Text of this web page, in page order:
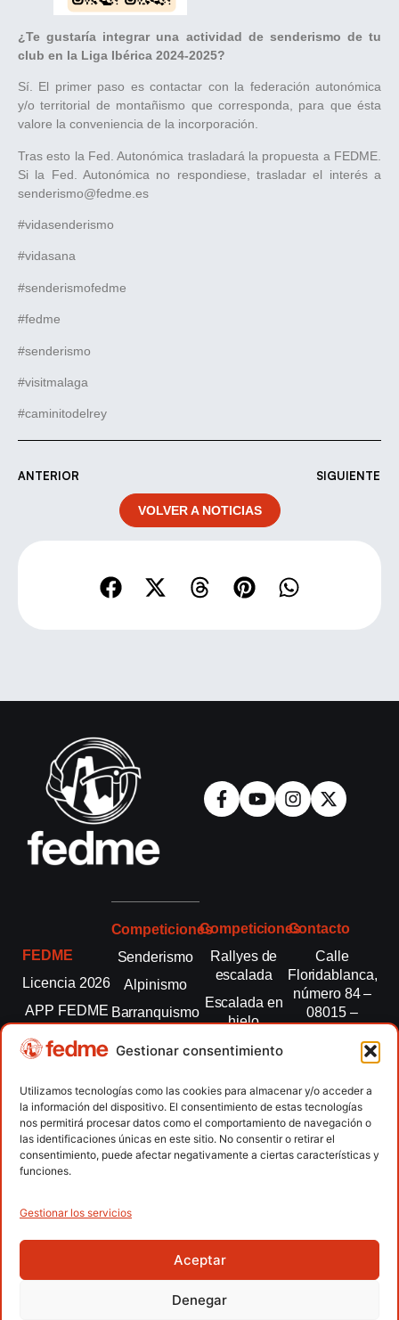
Gestionar consentimiento
Utilizamos tecnologías como las cookies para almacenar y/o acceder a
la información del dispositivo. El consentimiento de estas tecnologías
nos permitirá procesar datos como el comportamiento de navegación o
las identificaciones únicas en este sitio. No consentir o retirar el
consentimiento, puede afectar negativamente a ciertas características y
funciones.
Gestionar los servicios
Aceptar
Denegar
¿Te gustaría integrar una actividad de senderismo de tu
club en la Liga Ibérica 2024-2025?
Sí. El primer paso es contactar con la federación autonómica
y/o territorial de montañismo que corresponda, para que ésta
valore la conveniencia de la incorporación.
Tras esto la Fed. Autonómica trasladará la propuesta a FEDME.
Si la Fed. Autonómica no respondiese, trasladar el interés a
senderismo@fedme.es
#vidasenderismo
#vidasana
#senderismofedme
#fedme
#senderismo
#visitmalaga
#caminitodelrey
ANTERIOR SIGUIENTE
VOLVER A NOTICIAS
FEDME
Licencia 2026
APP FEDME
Transparencia
autonómicas
Clubes
Contacto
Competiciones
Senderismo
Alpinismo
Barranquismo
montaña
Escalada
Escalada
paralimpica
Competiciones
Rallyes de
escalada
Escalada en
hielo
Esquí de
Marcha
Nórdica
Raquetas de
nieve
Contacto
Calle
Floridablanca,
número 84 –
08015 –
fedme@fedme.es
934 264 267
Copyright © 2026 Federación Española de Deportes de
Montaña y Escalada | Desarrollado porTOOOLS